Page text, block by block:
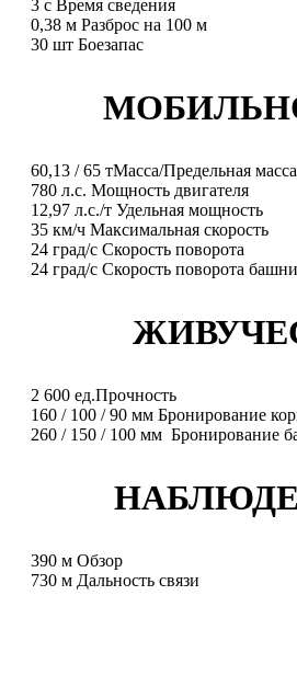
3 с Время сведения
0,38 м Разброс на 100 м
30 шт Боезапас
60,13 /65 тМасса/Предельная масса
780 л.с. Мощность двигателя
12,97 л.с./т Удельная мощность
35 км/ч Максимальная скорость
24 град/с Скорость поворота
24 град/с Скорость поворота башни
2 600 ед.Прочность
160 / 100 /90 мм Бронирование
260 / 150 / 100 мм Бронирование
390 м Обзор
730 м Дальность связи